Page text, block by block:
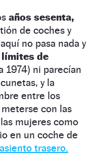
años sesenta,
de coches y
no pasa nada y
límites de
1974) ni parecían
y la
entre los
con las
mujeres como
en un coche de
trasero.